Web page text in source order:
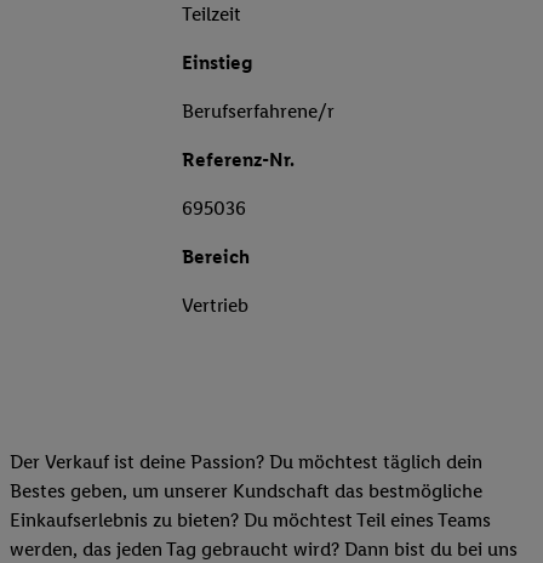
Teilzeit
Einstieg
Berufserfahrene/r
Referenz-Nr.
695036
Bereich
Vertrieb
Der Verkauf ist deine Passion? Du möchtest täglich dein
Bestes geben, um unserer Kundschaft das bestmögliche
Einkaufserlebnis zu bieten? Du möchtest Teil eines Teams
werden, das jeden Tag gebraucht wird? Dann bist du bei uns